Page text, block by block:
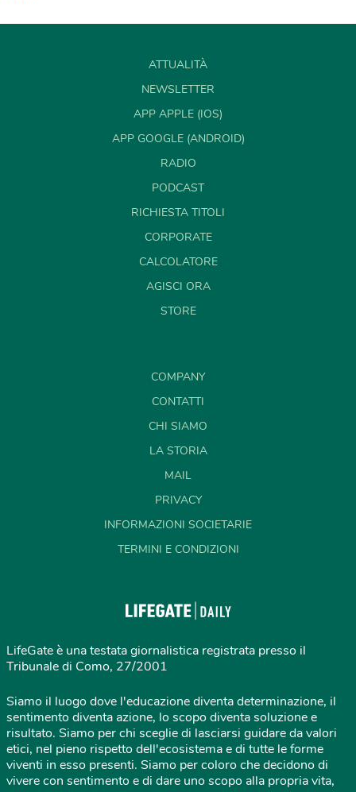
ATTUALITÀ
NEWSLETTER
APP APPLE (IOS)
APP GOOGLE (ANDROID)
RADIO
PODCAST
RICHIESTA TITOLI
CORPORATE
CALCOLATORE
AGISCI ORA
STORE
COMPANY
CONTATTI
CHI SIAMO
LA STORIA
MAIL
PRIVACY
INFORMAZIONI SOCIETARIE
TERMINI E CONDIZIONI
LifeGate è una testata giornalistica registrata presso il
Tribunale di Como, 27/2001
Siamo il luogo dove l'educazione diventa determinazione, il
sentimento diventa azione, lo scopo diventa soluzione e
risultato. Siamo per chi sceglie di lasciarsi guidare da valori
etici, nel pieno rispetto dell'ecosistema e di tutte le forme
viventi in esso presenti. Siamo per coloro che decidono di
vivere con sentimento e di dare uno scopo alla propria vita,